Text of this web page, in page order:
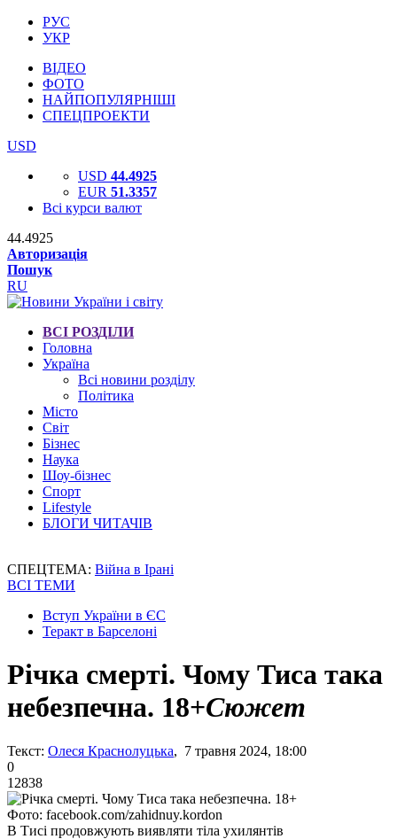
РУС
УКР
ВІДЕО
ФОТО
НАЙПОПУЛЯРНІШІ
СПЕЦПРОЕКТИ
USD
USD 44.4925
EUR 51.3357
Всі курси валют
44.4925
Авторизація
Пошук
RU
ВСІ РОЗДІЛИ
Головна
Україна
Всі новини розділу
Політика
Місто
Світ
Бізнес
Наука
Шоу-бізнес
Спорт
Lifestyle
БЛОГИ ЧИТАЧІВ
СПЕЦТЕМА: Війна в Ірані
ВСІ ТЕМИ
Вступ України в ЄС
Теракт в Барселоні
Річка смерті. Чому Тиса така
небезпечна. 18+Сюжет
Текст: Олеся Краснолуцька, 7 травня 2024, 18:00
0
12838
Фото: facebook.com/zahidnuy.kordon
В Тисі продовжують виявляти тіла ухилянтів